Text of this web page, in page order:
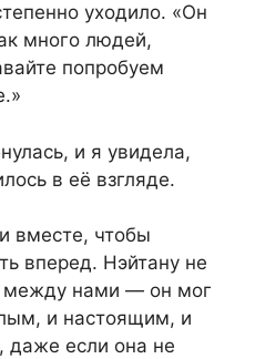
уходило. «Он
много людей,
попробуем
и я увидела,
в её взгляде.
вместе, чтобы
вперед. Нэйтану не
между нами — он мог
и настоящим, и
даже если она не